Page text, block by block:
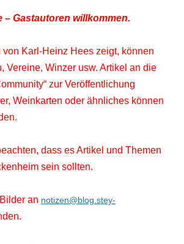
– Gastautoren willkommen.
Karl-Heinz Hees zeigt, können
Vereine, Winzer usw. Artikel an die
zur Veröffentlichung
Weinkarten oder ähnliches können
dass es Artikel und Themen
sein sollten.
an notizen@blog.stey-